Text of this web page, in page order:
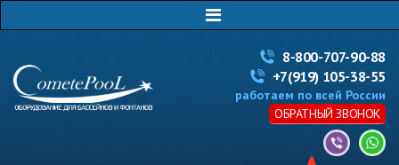
8-800-707-90-88
+7(919) 105-38-55
работаем по всей России
ОБРАТНЫЙ ЗВОНОК